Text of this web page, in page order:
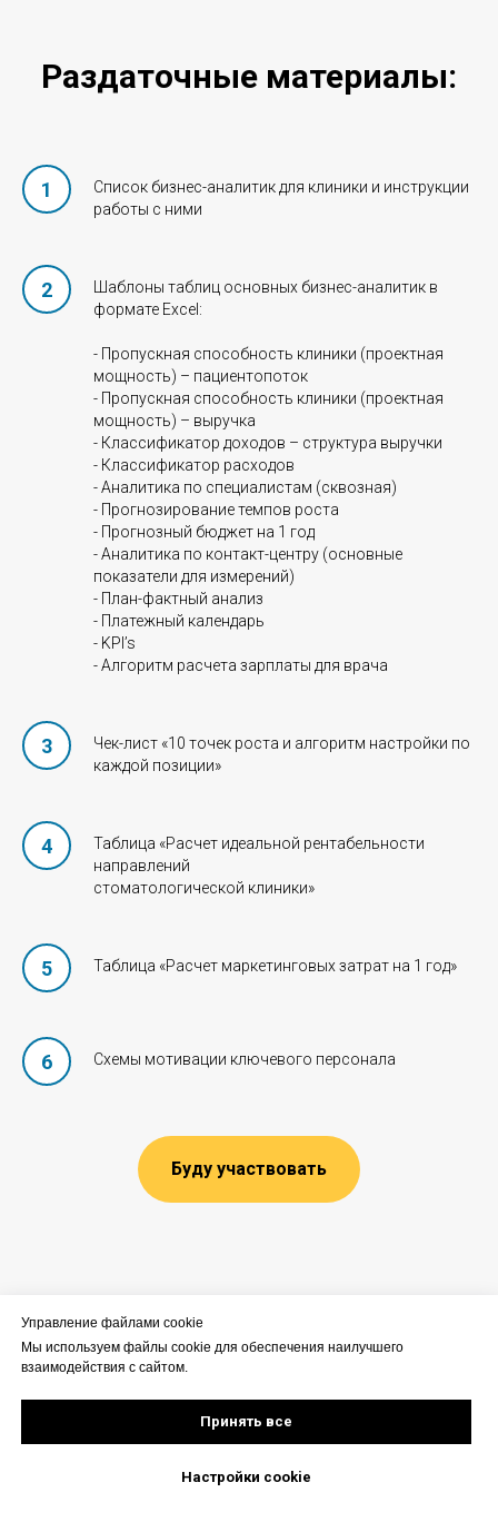
Раздаточные материалы:
Список бизнес-аналитик для клиники и инструкции
работы с ними
Шаблоны таблиц основных бизнес-аналитик в
формате Excel:
- Пропускная способность клиники (проектная
мощность) – пациентопоток
- Пропускная способность клиники (проектная
мощность) – выручка
- Классификатор доходов – структура выручки
- Классификатор расходов
- Аналитика по специалистам (сквозная)
- Прогнозирование темпов роста
- Прогнозный бюджет на 1 год
- Аналитика по контакт-центру (основные
показатели для измерений)
- План-фактный анализ
- Платежный календарь
- KPI’s
- Алгоритм расчета зарплаты для врача
Чек-лист «10 точек роста и алгоритм настройки по
каждой позиции»
Таблица «Расчет идеальной рентабельности
направлений
стоматологической клиники»
Таблица «Расчет маркетинговых затрат на 1 год»
Схемы мотивации ключевого персонала
Буду участвовать
Об авторе:
Задать вопрос
Управление файлами cookie
Мы используем файлы cookie для обеспечения наилучшего
взаимодействия с сайтом.
Принять все
Настройки сookie